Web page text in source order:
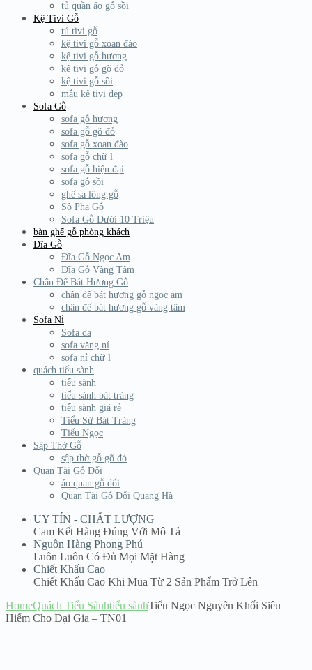
tủ quần áo gỗ sồi
Kệ Tivi Gỗ
tủ tivi gỗ
kệ tivi gỗ xoan đào
kệ tivi gỗ hương
kệ tivi gỗ gõ đỏ
kệ tivi gỗ sồi
mẫu kệ tivi đẹp
Sofa Gỗ
sofa gỗ hương
sofa gỗ gõ đỏ
sofa gỗ xoan đào
sofa gỗ chữ l
sofa gỗ hiện đại
sofa gỗ sồi
ghế sa lông gỗ
Sô Pha Gỗ
Sofa Gỗ Dưới 10 Triệu
bàn ghế gỗ phòng khách
Đĩa Gỗ
Đĩa Gỗ Ngọc Am
Đĩa Gỗ Vàng Tâm
Chân Đế Bát Hương Gỗ
chân đế bát hương gỗ ngọc am
chân đế bát hương gỗ vàng tâm
Sofa Nỉ
Sofa da
sofa văng nỉ
sofa nỉ chữ l
quách tiểu sành
tiểu sành
tiểu sành bát tràng
tiểu sành giá rẻ
Tiểu Sứ Bát Tràng
Tiểu Ngọc
Sập Thờ Gỗ
sập thờ gỗ gõ đỏ
Quan Tài Gỗ Dổi
áo quan gỗ dổi
Quan Tài Gỗ Dổi Quang Hà
UY TÍN - CHẤT LƯỢNG
Cam Kết Hàng Đúng Với Mô Tả
Nguồn Hàng Phong Phú
Luôn Luôn Có Đủ Mọi Mặt Hàng
Chiết Khấu Cao
Chiết Khấu Cao Khi Mua Từ 2 Sản Phẩm Trở Lên
HomeQuách Tiểu Sànhtiểu sànhTiểu Ngọc Nguyên Khối Siêu
Hiếm Cho Đại Gia – TN01